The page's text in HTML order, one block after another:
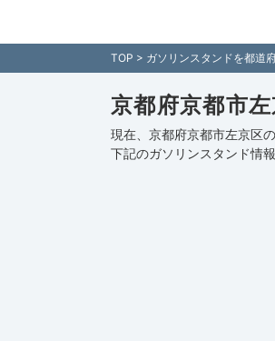
TOP > ガソリンスタンドを都道
京都府京都市
現在、京都府京都市左京区
下記のガソリンスタンド情報